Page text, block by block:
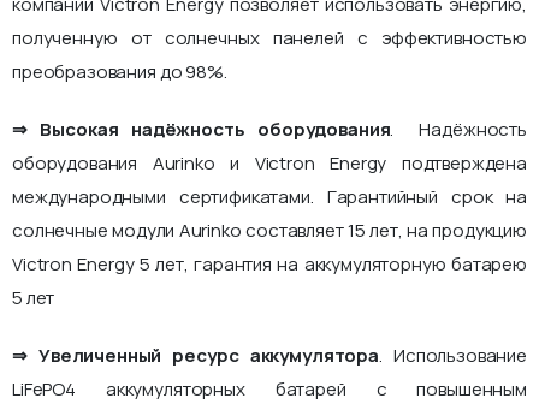
полученную от солнечных панелей с эффективностью
преобразования до 98%.
⇒ Высокая надёжность оборудования. Надёжность
оборудования Aurinko и Victron Energy подтверждена
международными сертификатами. Гарантийный срок на
солнечные модули Aurinko составляет 15 лет, на продукцию
Victron Energy 5 лет, гарантия на аккумуляторную батарею
5 лет
⇒ Увеличенный ресурс аккумулятора. Использование
LiFePO4 аккумуляторных батарей с повышенным